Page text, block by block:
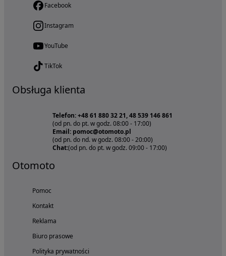
Facebook
Instagram
YouTube
TikTok
Obsługa klienta
Telefon: +48 61 880 32 21, 48 539 146 861
(od pn. do pt. w godz. 08:00 - 17:00)
Email: pomoc@otomoto.pl
(od pn. do nd. w godz. 08:00 - 20:00)
Chat:(od pn. do pt. w godz. 09:00 - 17:00)
Otomoto
Pomoc
Kontakt
Reklama
Biuro prasowe
Polityka prywatności